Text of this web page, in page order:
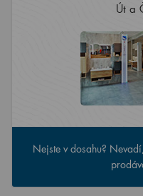
Út a
Nejste v dosahu?